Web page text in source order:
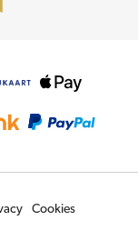
Cookies